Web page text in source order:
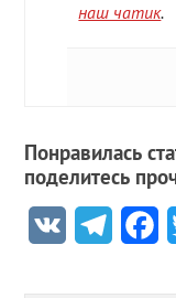
наш чатик.
Понравилась
поделитесь
VK